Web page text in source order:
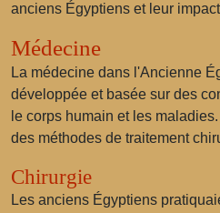
anciens Égyptiens et leur
Médecine
La médecine dans l'Ancienne
développée et basée sur des
le corps humain et les
des méthodes de traitement
Chirurgie
Les anciens Égyptiens